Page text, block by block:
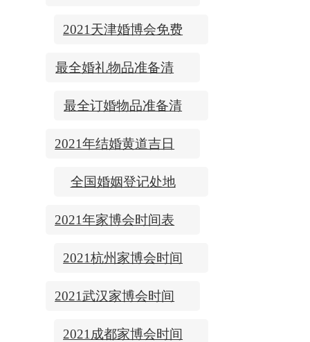
门票
2021天津婚博会免费
门票
最全婚礼物品准备清
单
最全订婚物品准备清
单
2021年结婚黄道吉日
全国婚姻登记处地
址/上下时间
2021年家博会时间表
2021杭州家博会时间
表
2021武汉家博会时间
表
2021成都家博会时间